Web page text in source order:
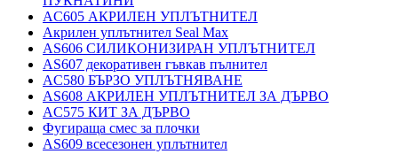
AC605 АКРИЛЕН УПЛЪТНИТЕЛ
Акрилен уплътнител Seal Max
AS606 СИЛИКОНИЗИРАН УПЛЪТНИТЕЛ
AS607 декоративен гъвкав пълнител
AC580 БЪРЗО УПЛЪТНЯВАНЕ
AS608 АКРИЛЕН УПЛЪТНИТЕЛ ЗА ДЪРВО
AC575 КИТ ЗА ДЪРВО
Фугираща смес за плочки
AS609 всесезонен уплътнител